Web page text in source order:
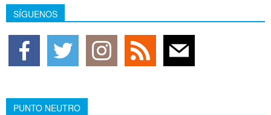
SÍGUENOS
PUNTO NEUTRO